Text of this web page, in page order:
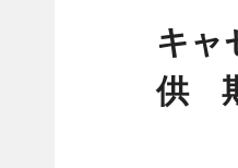
キャ
供